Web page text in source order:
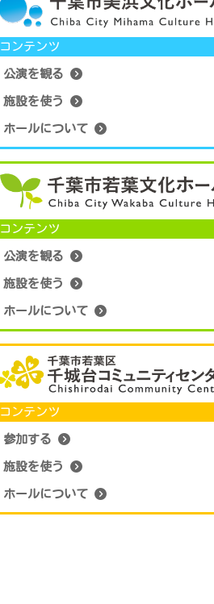
コンテンツ
公演を観る
施設を使う
ホールについて
コンテンツ
公演を観る
施設を使う
ホールについて
コンテンツ
参加する
施設を使う
ホールについて